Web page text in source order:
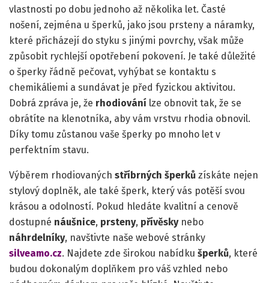
vlastnosti po dobu jednoho až několika let. Časté
nošení, zejména u šperků, jako jsou prsteny a náramky,
které přicházejí do styku s jinými povrchy, však může
způsobit rychlejší opotřebení pokovení. Je také důležité
o šperky řádně pečovat, vyhýbat se kontaktu s
chemikáliemi a sundávat je před fyzickou aktivitou.
Dobrá zpráva je, že rhodiování lze obnovit tak, že se
obrátíte na klenotníka, aby vám vrstvu rhodia obnovil.
Díky tomu zůstanou vaše šperky po mnoho let v
perfektním stavu.
Výběrem rhodiovaných stříbrných šperků získáte nejen
stylový doplněk, ale také šperk, který vás potěší svou
krásou a odolností. Pokud hledáte kvalitní a cenově
dostupné náušnice, prsteny, přívěskynebo
náhrdelníky, navštivte naše webové stránky
silveamo.cz. Najdete zde širokou nabídku šperků, které
budou dokonalým doplňkem pro váš vzhled nebo